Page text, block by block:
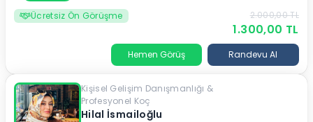
Ücretsiz Ön Görüşme 2.000,00TL
1.300,00 TL
Hemen Görüş Randevu Al
Hilal İsmailoğlu
Kişisel Gelişim Danışmanlığı &
Profesyonel Koç